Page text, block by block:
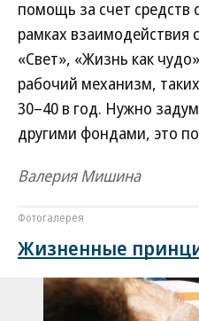
помощь за счет средств
рамках
«Свет», «Жизнь как
рабочий механизм,
30–40 в год. Нужно
другими фондами, это
Валерия Мишина
Фотогалерея
Жизненные